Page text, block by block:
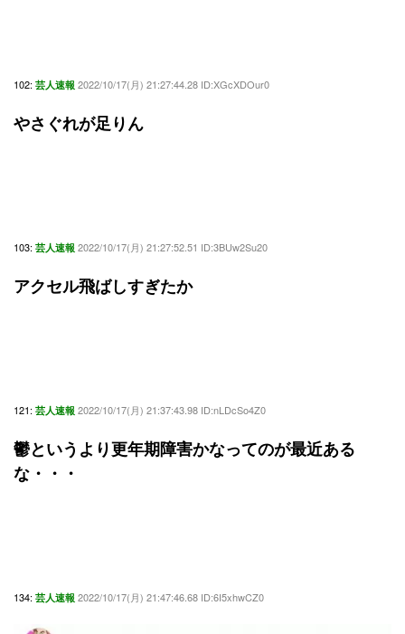
102: 芸人速報 2022/10/17(月) 21:27:44.28 ID:XGcXDOur0
やさぐれが足りん
103: 芸人速報 2022/10/17(月) 21:27:52.51 ID:3BUw2Su20
アクセル飛ばしすぎたか
121: 芸人速報 2022/10/17(月) 21:37:43.98 ID:nLDcSo4Z0
鬱というより更年期障害かなってのが最近ある
な・・・
134: 芸人速報 2022/10/17(月) 21:47:46.68 ID:6I5xhwCZ0